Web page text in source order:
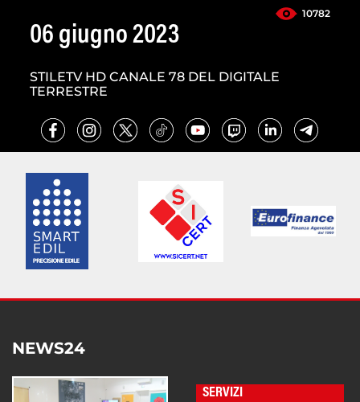
10782
06 giugno 2023
STILETV HD CANALE 78 DEL DIGITALE
TERRESTRE
NEWS24
SERVIZI